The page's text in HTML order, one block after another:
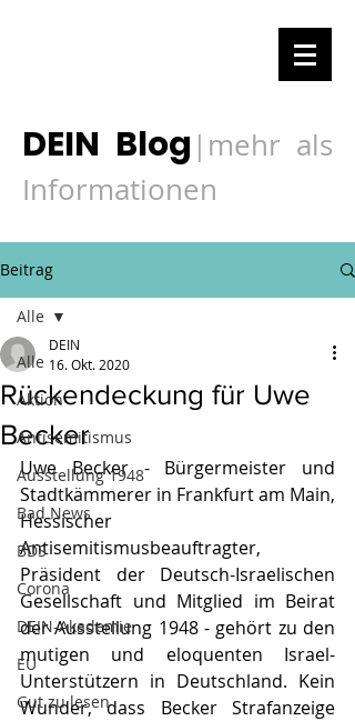
DEIN Blog | mehr als
Informationen
Beitrag
Alle
Aktion
Antisemitismus
Ausstellung 1948
Bad News
BDS
Corona
DEIN-Akademie
EU
Gut zu lesen
Alle
Rückendeckung für Uwe
Becker
DEIN
16. Okt. 2020
Uwe Becker - Bürgermeister und
Stadtkämmerer in Frankfurt am Main,
Hessischer
Antisemitismusbeauftragter,
Präsident der Deutsch-Israelischen
Gesellschaft und Mitglied im Beirat
der Ausstellung 1948 - gehört zu den
mutigen und eloquenten Israel-
Unterstützern in Deutschland. Kein
Wunder, dass Becker Strafanzeige